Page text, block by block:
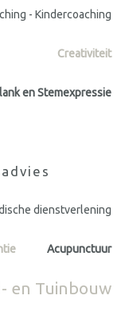
- Kindercoaching
Creativiteit
en Stemexpressie
dienstverlening
Acupunctuur
en Tuinbouw